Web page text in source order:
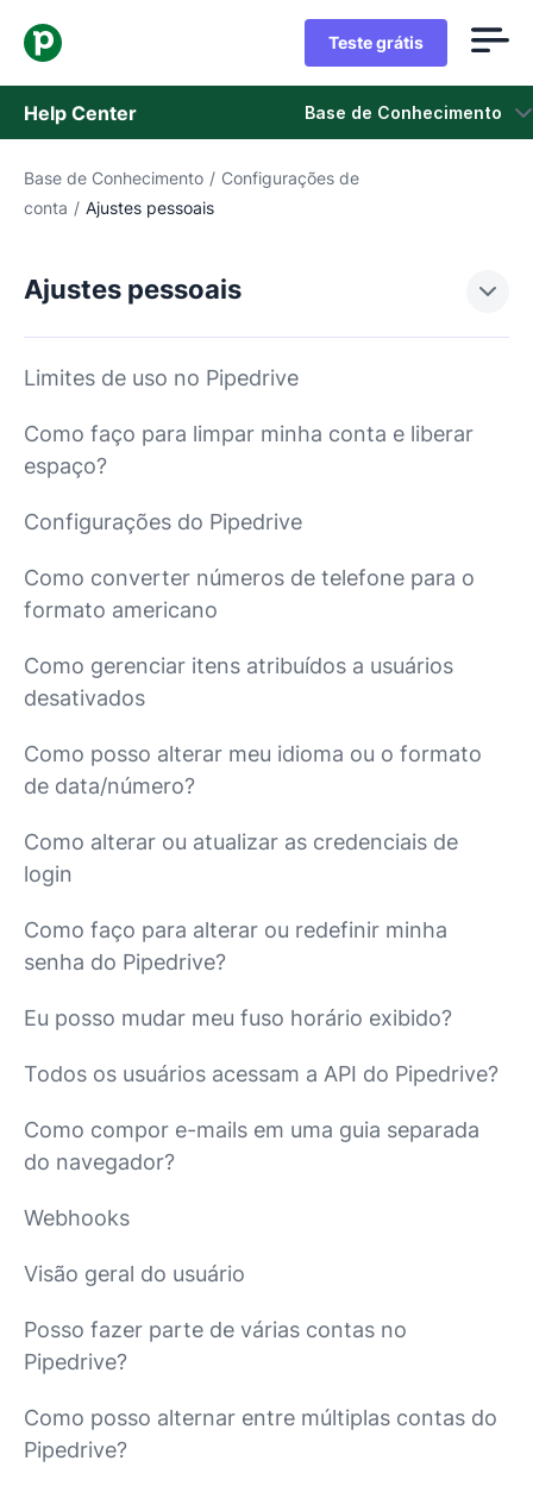
Teste grátis
Help Center Base de Conhecimento
Base de Conhecimento
Fale com o Suporte
Base de Conhecimento / Configurações de
conta / Ajustes pessoais
Ajustes pessoais
Limites de uso no Pipedrive
Como faço para limpar minha conta e liberar
espaço?
Configurações do Pipedrive
Como converter números de telefone para o
formato americano
Como gerenciar itens atribuídos a usuários
desativados
Como posso alterar meu idioma ou o formato
de data/número?
Como alterar ou atualizar as credenciais de
login
Como faço para alterar ou redefinir minha
senha do Pipedrive?
Eu posso mudar meu fuso horário exibido?
Todos os usuários acessam a API do Pipedrive?
Como compor e-mails em uma guia separada
do navegador?
Webhooks
Visão geral do usuário
Posso fazer parte de várias contas no
Pipedrive?
Como posso alternar entre múltiplas contas do
Pipedrive?